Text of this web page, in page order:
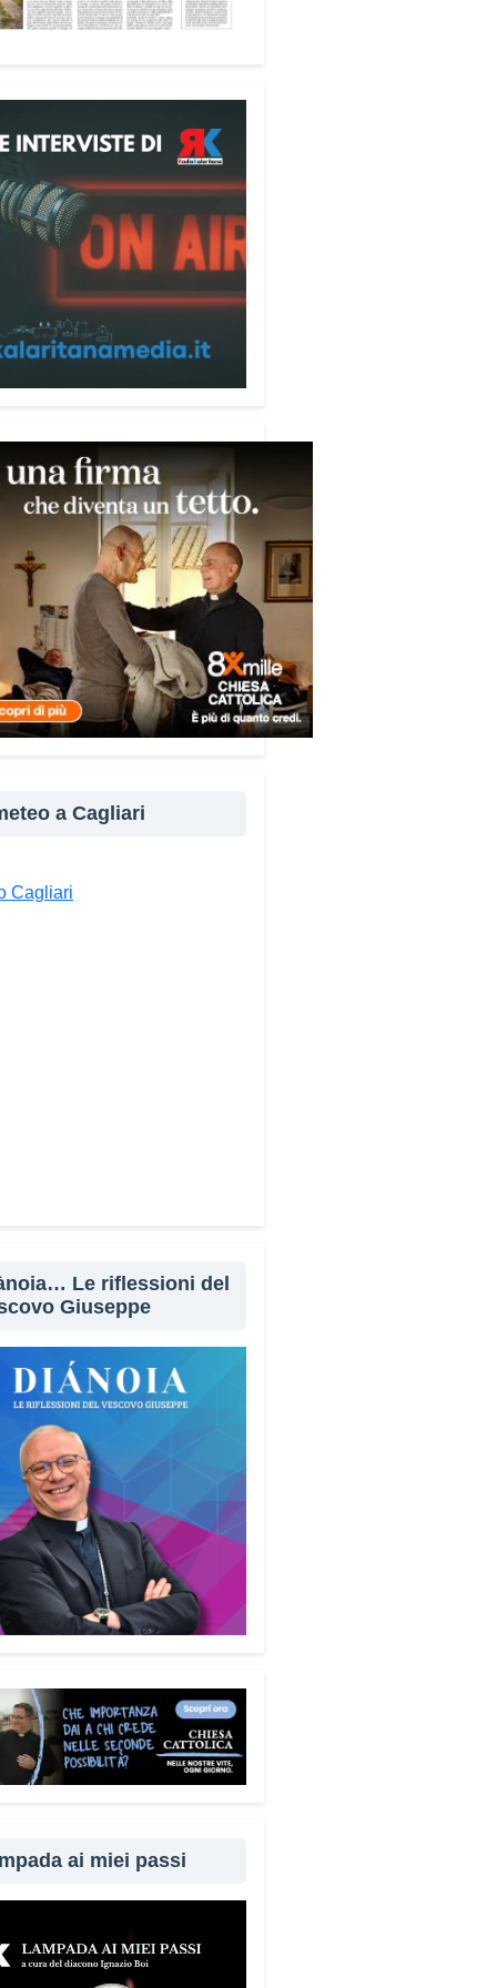
un’importante
belle d’Italia».
della mostra è il rapporto tra
e la luce, elementi che
tutte le opere esposte e
nella sede della MEM
valorizzazione. Le
vetrate dello spazio culturale
infatti una luminosità
capace di entrare in dialogo
30 agosto, negli orari di
della struttura: dal lunedì al
dalle 9 alle 19 e il sabato
Facebook X
WhatsApp LinkedIn
mail Stampa
a Cagliari
Cagliari
Le riflessioni del
Giuseppe
ai miei passi